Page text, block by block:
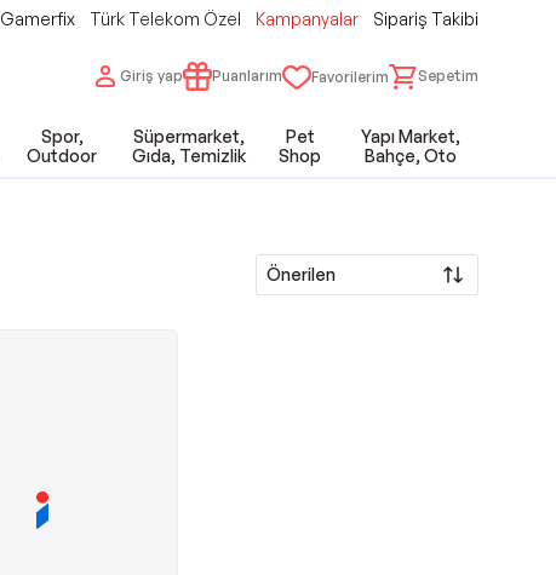
Gamerfix Türk Telekom Özel Kampanyalar Sipariş Takibi
Giriş yap Puanlarım Favorilerim Sepetim
Spor,
Outdoor
Süpermarket,
Gıda, Temizlik
Pet
Shop
Yapı Market,
Bahçe, Oto
Önerilen